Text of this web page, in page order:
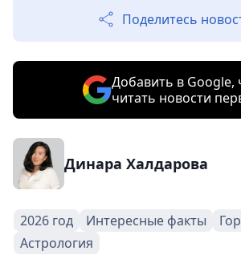
Поделитесь
Добавить в Google,
читать новости
Динара Халдарова
2026 год Интересные факты
Астрология